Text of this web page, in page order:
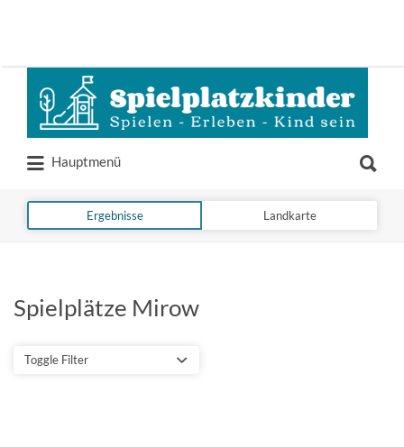
Suchen
nach:
Hauptmenü
nach:
Ergebnisse Landkarte
Spielplätze Mirow
Toggle Filter